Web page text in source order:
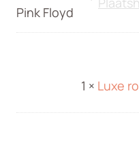
1 × Luxe